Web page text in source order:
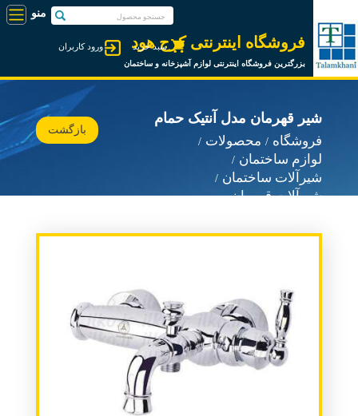
فروشگاه اینترنتی کرج هود
بزرگترین فروشگاه اینترنتی لوازم آشپزخانه و ساختمان
ورود کاربران سبد خرید
شیر قهرمان مدل آنتیک حمام
فروشگاه
محصولات
لوازم ساختمان
شیرآلات ساختمان
شیرآلات قهرمان
بازگشت